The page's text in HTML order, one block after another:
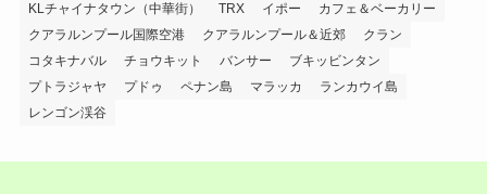
KLチャイナタウン（中華街）
TRX イポー
カフェ＆ベーカリー
クアラルンプール国際空港
クアラルンプール＆近郊
クラン
コタキナバル
チョウキット バンサー
ブキッビンタン
プトラジャヤ
プドゥ ペナン島 マラッカ
ランカウイ島
レンゴン渓谷